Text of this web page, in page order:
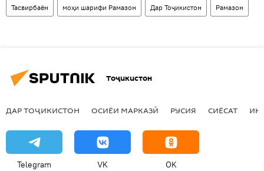
Тасвирбаён моҳи шарифи Рамазон Дар Тоҷикистон Рамазон
Тоҷикистон
ДАР ТОҶИКИСТОН ОСИЁИ МАРКАЗӢ РУСИЯ СИЁСАТ
Telegram VK OK